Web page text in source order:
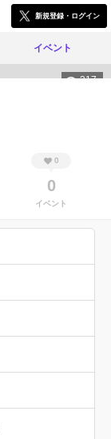
新規登録・ログイン
イベント
317
0
0
イベント